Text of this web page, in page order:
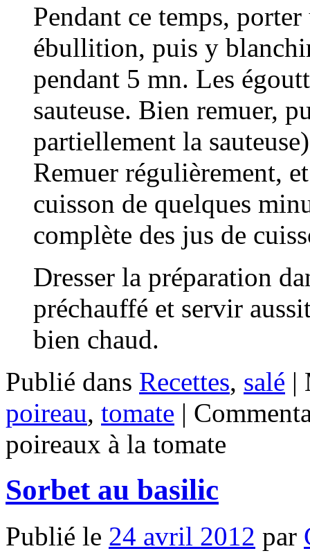
Pendant ce temps,
ébullition, puis y
pendant 5 mn. Les
sauteuse. Bien remuer,
partiellement la
Remuer régulièrement,
cuisson de quelques
complète des jus de
Dresser la préparation
préchauffé et servir
bien chaud.
Publié dans Recettes, salé |
poireau, tomate |
poireaux à la tomate
Sorbet au basilic
Publié le 24 avril 2012 par